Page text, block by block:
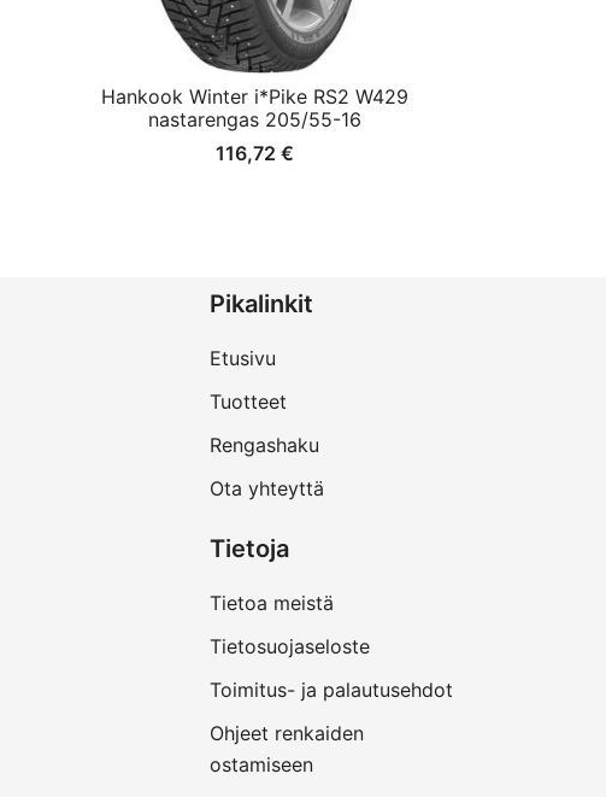
Hankook Winter i*Pike RS2 W429
nastarengas 205/55-16
116,72 €
Pikalinkit
Etusivu
Tuotteet
Rengashaku
Ota yhteyttä
Tietoja
Tietoa meistä
Tietosuojaseloste
Toimitus- ja palautusehdot
Ohjeet renkaiden
ostamiseen